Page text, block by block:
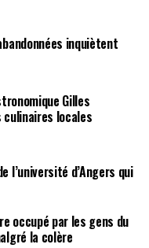
inquiètent
Gilles
locales
l’université d’Angers qui
occupé par les gens du
la colère